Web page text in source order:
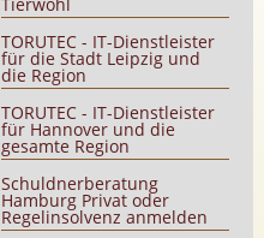
TORUTEC - IT-Dienstleister
für die Stadt Leipzig und
die Region
TORUTEC - IT-Dienstleister
für Hannover und die
gesamte Region
Schuldnerberatung
Hamburg Privat oder
Regelinsolvenz anmelden